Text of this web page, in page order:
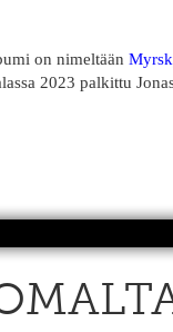
on nimeltään
2023 palkittu